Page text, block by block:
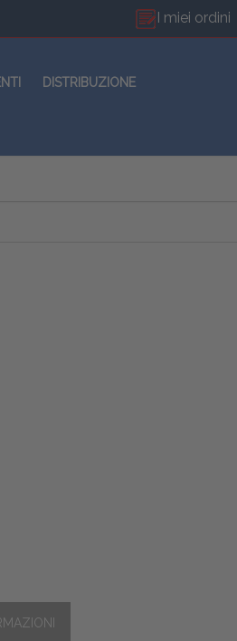
I miei ordini
DISTRIBUZIONE